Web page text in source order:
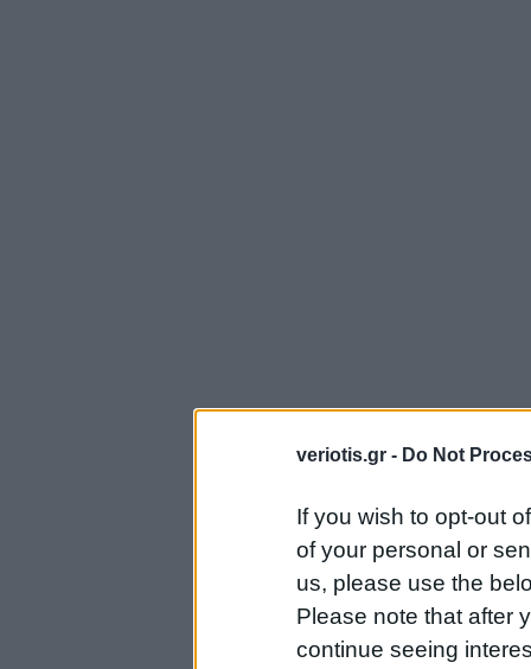
veriotis.gr - Do Not
If you wish to opt-out
of your personal or
us, please use the
Please note that after
continue seeing